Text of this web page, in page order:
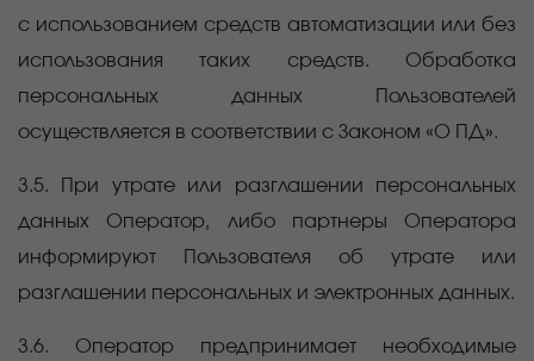
с использованием средств автоматизации или без
использования таких средств. Обработка
персональных данных Пользователей
осуществляется в соответствии с Законом «О ПД».
3.5. При утрате или разглашении персональных
данных Оператор, либо партнеры Оператора
информируют Пользователя об утрате или
разглашении персональных и электронных данных.
3.6. Оператор предпринимает необходимые